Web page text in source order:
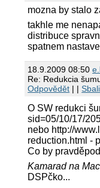
mozna by stalo
takhle me
distribuce
spatnem
18.9.2009 08:50
Re: Redukcia
Odpovědět | |
O SW redukci
sid=05/10/17/
nebo http://
reduction.html -
Co by
Kamarad na
DSPčko...